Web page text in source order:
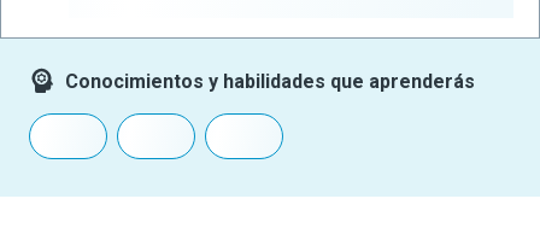
Conocimientos y habilidades que aprenderás